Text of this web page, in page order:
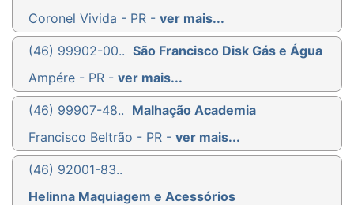
Coronel Vivida - PR - ver mais...
(46) 99902-00.. São Francisco Disk Gás e Água
Ampére - PR - ver mais...
(46) 99907-48.. Malhação Academia
Francisco Beltrão - PR - ver mais...
(46) 92001-83..
Helinna Maquiagem e Acessórios